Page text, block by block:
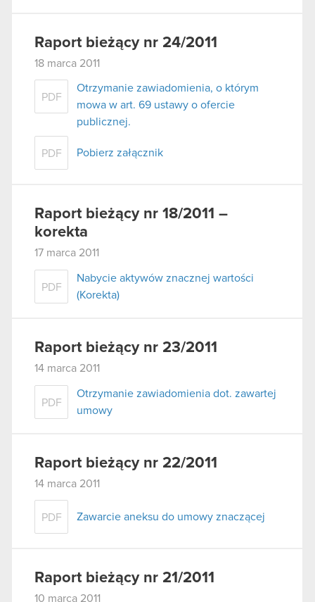
Raport bieżący nr 24/2011
18 marca 2011
PDF
Otrzymanie zawiadomienia, o którym
mowa w art. 69 ustawy o ofercie
publicznej.
PDF Pobierz załącznik
Raport bieżący nr 18/2011 –
korekta
17 marca 2011
PDF
Nabycie aktywów znacznej wartości
(Korekta)
Raport bieżący nr 23/2011
14 marca 2011
PDF
Otrzymanie zawiadomienia dot. zawartej
umowy
Raport bieżący nr 22/2011
14 marca 2011
PDF Zawarcie aneksu do umowy znaczącej
Raport bieżący nr 21/2011
10 marca 2011